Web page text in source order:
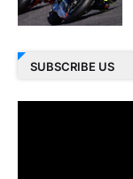
SUBSCRIBE US